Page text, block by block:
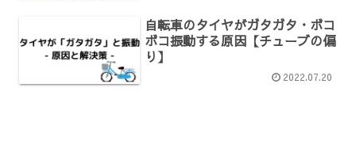
自転車のタイヤがガタガタ・ボコ
ボコ振動する原因【チューブの偏
り】
2022.07.20